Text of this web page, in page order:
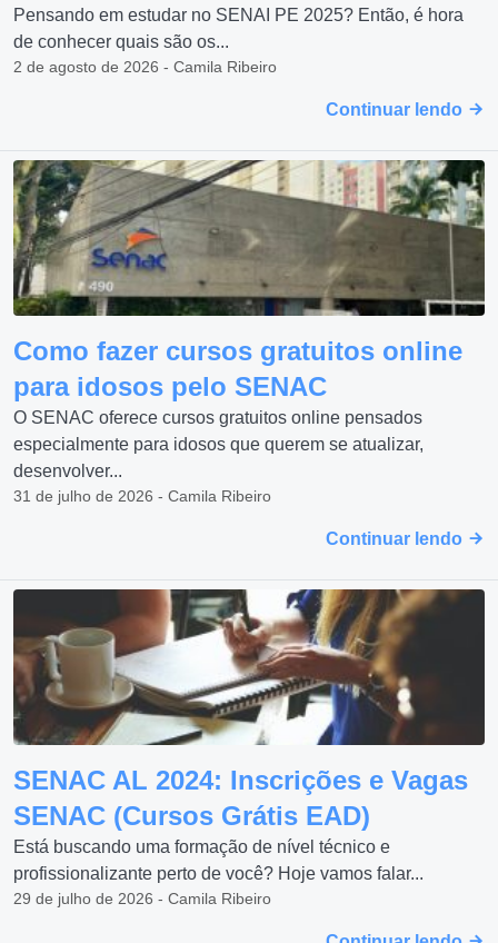
Pensando em estudar no SENAI PE 2025? Então, é hora
de conhecer quais são os...
2 de agosto de 2026 - Camila Ribeiro
Continuar lendo
Como fazer cursos gratuitos online
para idosos pelo SENAC
O SENAC oferece cursos gratuitos online pensados
especialmente para idosos que querem se atualizar,
desenvolver...
31 de julho de 2026 - Camila Ribeiro
Continuar lendo
SENAC AL 2024: Inscrições e Vagas
SENAC (Cursos Grátis EAD)
Está buscando uma formação de nível técnico e
profissionalizante perto de você? Hoje vamos falar...
29 de julho de 2026 - Camila Ribeiro